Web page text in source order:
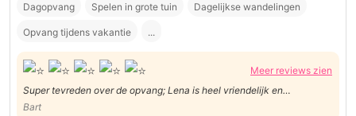
Dagopvang Spelen in grote tuin Dagelijkse wandelingen
Opvang tijdens vakantie ...
Meer reviews zien
Super tevreden over de opvang; Lena is heel vriendelijk en
behandelde Pipa als haar eigen honden; is ook actief bezig met de
Bart